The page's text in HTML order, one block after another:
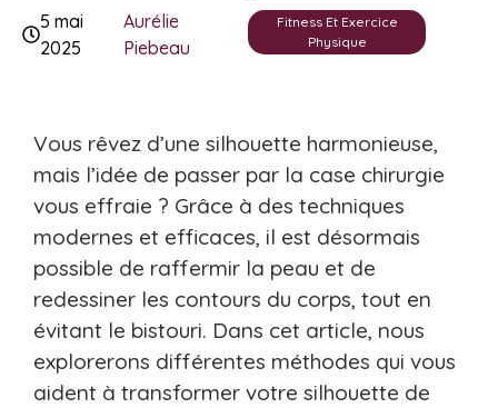
5 mai
2025
Aurélie
Piebeau
Fitness Et Exercice
Physique
Vous rêvez d’une silhouette harmonieuse,
mais l’idée de passer par la case chirurgie
vous effraie ? Grâce à des techniques
modernes et efficaces, il est désormais
possible de raffermir la peau et de
redessiner les contours du corps, tout en
évitant le bistouri. Dans cet article, nous
explorerons différentes méthodes qui vous
aident à transformer votre silhouette de